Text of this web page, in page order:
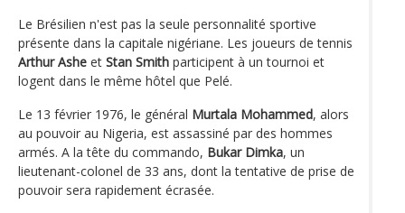
Le Brésilien n'est pas la seule personnalité sportive
présente dans la capitale nigériane. Les joueurs de tennis
Arthur Ashe et Stan Smith participent à un tournoi et
logent dans le même hôtel que Pelé.
Le 13 février 1976, le général Murtala Mohammed, alors
au pouvoir au Nigeria, est assassiné par des hommes
armés. A la tête du commando, Bukar Dimka, un
lieutenant-colonel de 33 ans, dont la tentative de prise de
pouvoir sera rapidement écrasée.